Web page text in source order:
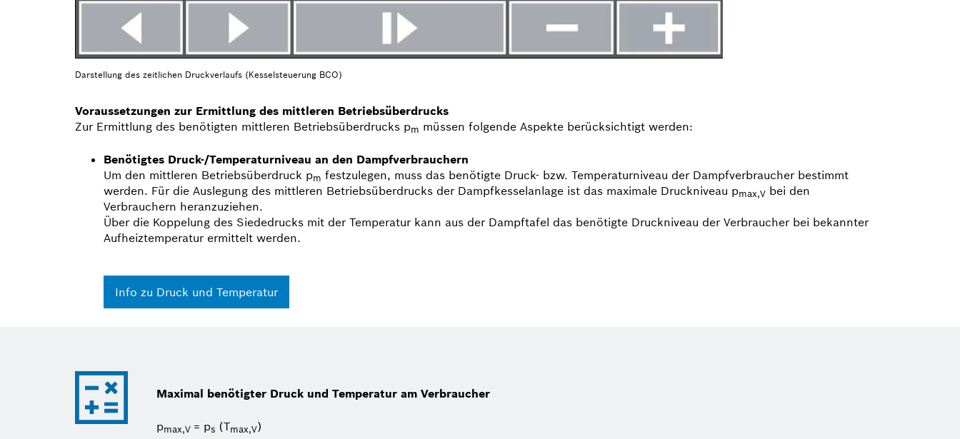
Darstellung des zeitlichen Druckverlaufs (Kesselsteuerung BCO)
Voraussetzungen zur Ermittlung des mittleren Betriebsüberdrucks
Zur Ermittlung des benötigten mittleren Betriebsüberdrucks pm müssen folgende Aspekte berücksichtigt werden:
Benötigtes Druck-/Temperaturniveau an den Dampfverbrauchern
Um den mittleren Betriebsüberdruck pm festzulegen, muss das benötigte Druck- bzw. Temperatur­niveau der Dampfverbraucher bestimmt
werden. Für die Auslegung des mittleren Betriebsüberdrucks der Dampfkesselanlage ist das maximale Druckniveau pmax,V bei den
Verbrauchern heranzuziehen.
Über die Koppelung des Siededrucks mit der Temperatur kann aus der Dampftafel das benötigte Druckniveau der Verbraucher bei bekannter
Aufheiz­temperatur ermittelt werden.
Info zu Druck und Temperatur
Maximal benötigter Druck und Temperatur am Verbraucher
pmax,V = ps (Tmax,V)